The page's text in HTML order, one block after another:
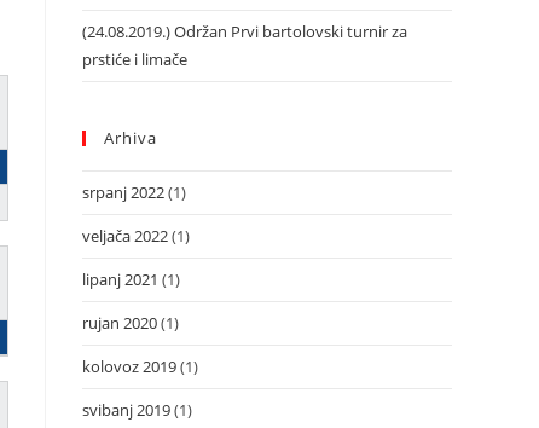
(24.08.2019.) Održan Prvi bartolovski turnir za
prstiće i limače
Arhiva
srpanj 2022(1)
veljača 2022(1)
lipanj 2021 (1)
rujan 2020(1)
kolovoz 2019(1)
svibanj 2019(1)